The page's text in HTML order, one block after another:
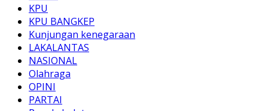
KPU
KPU BANGKEP
Kunjungan kenegaraan
LAKALANTAS
NASIONAL
Olahraga
OPINI
PARTAI